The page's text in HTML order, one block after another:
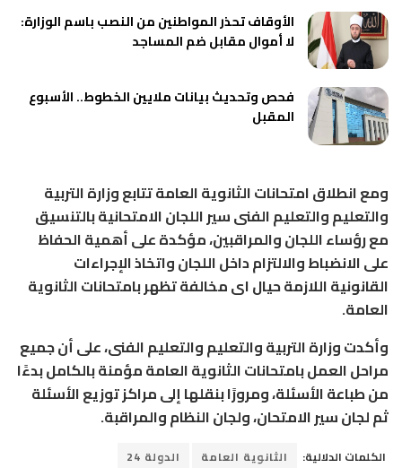
الأوقاف تحذر المواطنين من النصب باسم الوزارة:
لا أموال مقابل ضم المساجد
فحص وتحديث بيانات ملايين الخطوط.. الأسبوع
المقبل
ومع انطلاق امتحانات الثانوية العامة تتابع وزارة التربية
والتعليم والتعليم الفنى سير اللجان الامتحانية بالتنسيق
مع رؤساء اللجان والمراقبين، مؤكدة على أهمية الحفاظ
على الانضباط والالتزام داخل اللجان واتخاذ الإجراءات
القانونية اللازمة حيال اى مخالفة تظهر بامتحانات الثانوية
العامة.
وأكدت وزارة التربية والتعليم والتعليم الفنى، على أن جميع
مراحل العمل بامتحانات الثانوية العامة مؤمنة بالكامل بدءًا
من طباعة الأسئلة، ومرورًا بنقلها إلى مراكز توزيع الأسئلة
ثم لجان سير الامتحان، ولجان النظام والمراقبة.
الكلمات الدلالية: الثانوية العامة
الدولة 24